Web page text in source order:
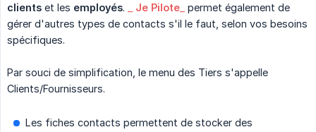
clients et les employés. Je Pilote
permet également de
gérer d'autres types de contacts s'il le faut, selon vos besoins
spécifiques.
Par souci de simplification, le menu des Tiers s'appelle
Clients/Fournisseurs.
Les fiches contacts permettent de stocker des